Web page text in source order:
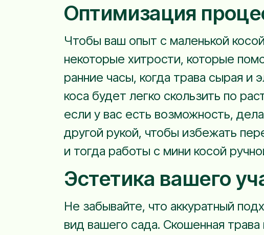
Оптимизация
Чтобы ваш опыт с маленькой
некоторые хитрости, которые
ранние часы, когда трава сырая и
коса будет легко скользить по
если у вас есть возможность,
другой рукой, чтобы избежать
и тогда работы с мини косой
Эстетика вашего
Не забывайте, что аккуратный
вид вашего сада. Скошенная